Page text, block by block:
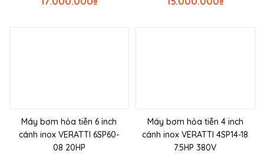
Máy bơm hỏa tiễn 6 inch
cánh inox VERATTI 6SP60-
08 20HP
Máy bơm hỏa tiễn 4 inch
cánh inox VERATTI 4SP14-18
7.5HP 380V